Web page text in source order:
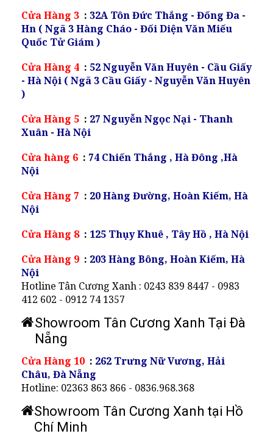
Cửa Hàng 3 : 32A Tôn Đức Thắng - Đống Đa -
Hn ( Ngã 3 Hàng Cháo - Đối Diện Văn Miếu
Quốc Tử Giám )
Cửa Hàng 4 : 52 Nguyễn Văn Huyên - Cầu Giấy
- Hà Nội ( Ngã 3 Cầu Giấy - Nguyễn Văn Huyên
)
Cửa Hàng 5 : 27 Nguyễn Ngọc Nại - Thanh
Xuân - Hà Nội
Cửa hàng 6 : 74 Chiến Thắng , Hà Đông ,Hà
Nội
Cửa Hàng 7 : 20 Hàng Đường, Hoàn Kiếm, Hà
Nội
Cửa Hàng 8 : 125 Thụy Khuê , Tây Hồ , Hà Nội
Cửa Hàng 9 : 203 Hàng Bông, Hoàn Kiếm, Hà
Nội
Hotline Tân Cương Xanh : 0243 839 8447 - 0983
412 602 - 0912 74 1357
Showroom Tân Cương Xanh Tại Đà
Nẵng
Cửa Hàng 10 : 262 Trưng Nữ Vương, Hải
Châu, Đà Nẵng
Hotline: 02363 863 866 - 0836.968.368
Showroom Tân Cương Xanh tại Hồ
Chí Minh